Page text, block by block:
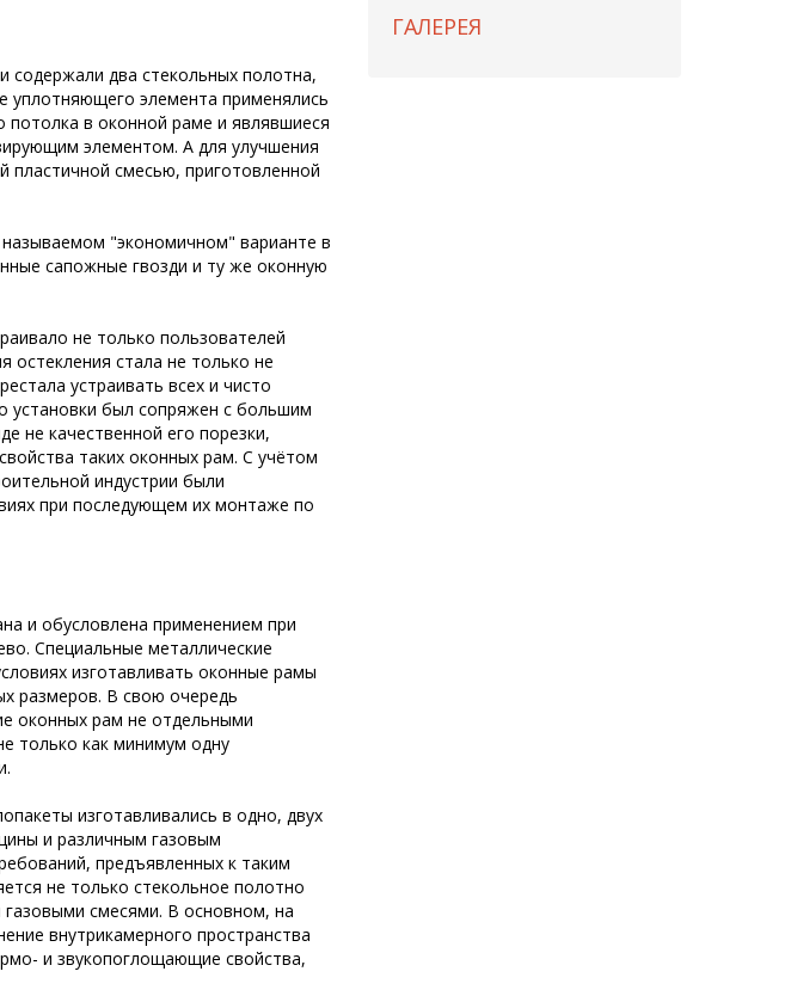
содержали два стекольных полотна,
уплотняющего элемента применялись
в оконной раме и являвшиеся
элементом. А для улучшения
пластичной смесью, приготовленной
"экономичном" варианте в
сапожные гвозди и ту же оконную
не только пользователей
стала не только не
устраивать всех и чисто
установки был сопряжен с большим
не качественной его порезки,
таких оконных рам. С учётом
индустрии были
при последующем их монтаже по
и обусловлена применением при
Специальные металлические
изготавливать оконные рамы
размеров. В свою очередь
оконных рам не отдельными
только как минимум одну
изготавливались в одно, двух
и различным газовым
предъявленных к таким
не только стекольное полотно
смесями. В основном, на
внутрикамерного пространства
и звукопоглощающие свойства,
ГАЛЕРЕЯ